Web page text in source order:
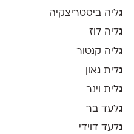
גליה ביסטריצקיה
גליה לוז
גליה קנטור
גלית גאון
גלית וינר
גלעד בר
גלעד דוידי